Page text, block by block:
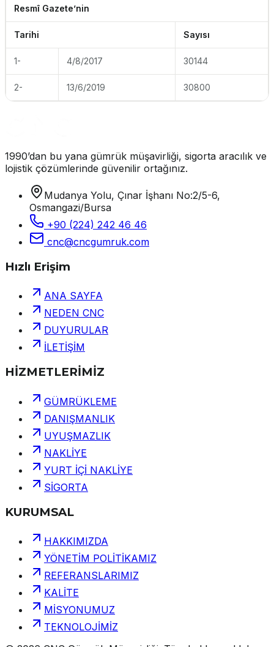
Resmî Gazete’nin
Tarihi Sayısı
1- 4/8/2017 30144
2- 13/6/2019 30800
1990’dan bu yana gümrük müşavirliği, sigorta aracılık ve
lojistik çözümlerinde güvenilir ortağınız.
Mudanya Yolu, Çınar İşhanı No:2/5-6,
Osmangazi/Bursa
+90 (224) 242 46 46
cnc@cncgumruk.com
Hızlı Erişim
ANA SAYFA
NEDEN CNC
DUYURULAR
İLETİŞİM
HİZMETLERİMİZ
GÜMRÜKLEME
DANIŞMANLIK
UYUŞMAZLIK
NAKLİYE
YURT İÇİ NAKLİYE
SİGORTA
KURUMSAL
HAKKIMIZDA
YÖNETİM POLİTİKAMIZ
REFERANSLARIMIZ
KALİTE
MİSYONUMUZ
TEKNOLOJİMİZ